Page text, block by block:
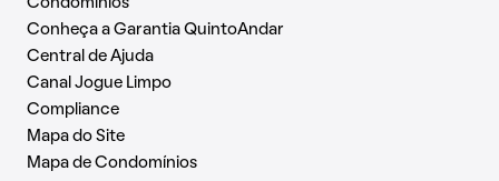
Condomínios
Conheça a Garantia QuintoAndar
Central de Ajuda
Canal Jogue Limpo
Compliance
Mapa do Site
Mapa de Condomínios